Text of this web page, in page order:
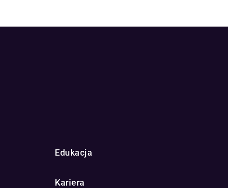
Edukacja
Kariera